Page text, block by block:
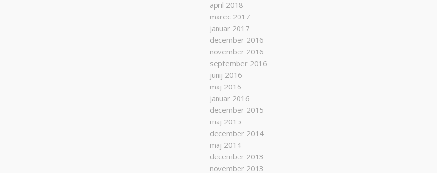
april 2018
marec 2017
januar 2017
december 2016
november 2016
september 2016
junij 2016
maj 2016
januar 2016
december 2015
maj 2015
december 2014
maj 2014
december 2013
november 2013